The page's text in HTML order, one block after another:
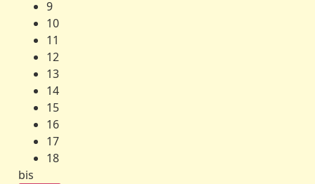
9
10
11
12
13
14
15
16
17
18
bis